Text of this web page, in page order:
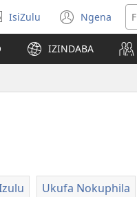
Khetha
ulimi
IsiZulu Ngena
(kuvuleka
ikhasi
elisha)
IZINDABA
Ukufa Nokuphila